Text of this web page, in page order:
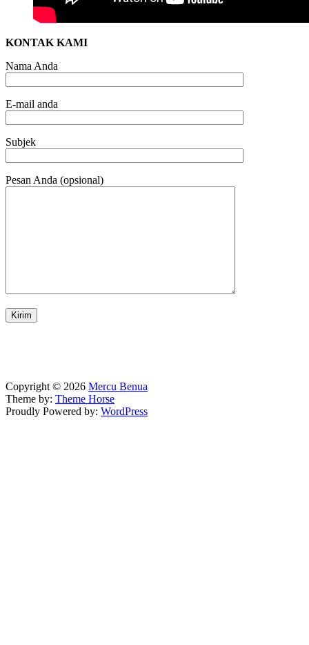
KONTAK KAMI
Nama Anda
E-mail anda
Subjek
Pesan Anda (opsional)
Copyright © 2026 Mercu Benua
Theme by: Theme Horse
Proudly Powered by: WordPress